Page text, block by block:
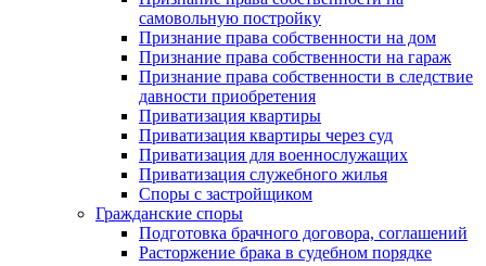
самовольную постройку
Признание права собственности на дом
Признание права собственности на гараж
Признание права собственности в следствие
давности приобретения
Приватизация квартиры
Приватизация квартиры через суд
Приватизация для военнослужащих
Приватизация служебного жилья
Споры с застройщиком
Гражданские споры
Подготовка брачного договора, соглашений
Расторжение брака в судебном порядке